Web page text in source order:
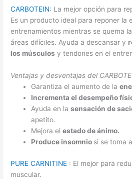
CARBOTEIN: La mejor opción para
Es un producto ideal para reponer la
entrenamientos mientras se quema
áreas difíciles. Ayuda a descansar y
los músculos y tendones en el
Ventajas y desventajas del
Garantiza el aumento de la
Incrementa el desempeño
Ayuda en lasensación de
apetito.
Mejora elestado de ánimo.
Produce insomnio si se toma
PURE CARNITINE : El mejor para
muscular.